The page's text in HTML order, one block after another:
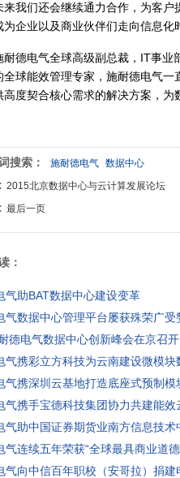
来我们还会继续通力合作，为客
为企业以及商业伙伴们走向信息化
电气全球高级副总裁，IT事业
全球能效管理专家，施耐德电气
高度契合核心需求的解决方案，
搜索： 施耐德电气 数据中心
2015北京数据中心与云计算发展论坛
最后一页
：
气助BAT数据中心建设变革
气数据中心管理平台屡获殊荣广受
德电气数据中心创新峰会在京召开
气携彩立方科技为云南建设微模块
气携深圳云基地打造底座式预制模
气携手宝德科技集团协力共建能效
气助中国证券期货业南方信息技术
气连续五年荣获“全球最具商业道
气向中信百年职校（安哥拉）捐建